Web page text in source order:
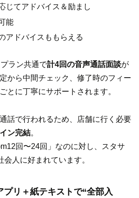
じてアドバイス＆励まし
能
アドバイスももらえる
ラン共通で計4回の音声通話面談が
から中間チェック、修了時のフィー
とに丁寧にサポートされます。
話で行われるため、店舗に行く必要
ン完結。
回〜24回」なのに対し、スタサ
会人に好まれています。
リ＋紙テキストで“全部入